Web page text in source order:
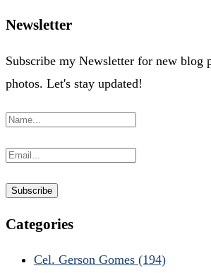
Newsletter
Subscribe my Newsletter for new blog
photos. Let's stay updated!
Categories
Cel. Gerson Gomes (194)